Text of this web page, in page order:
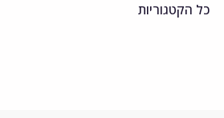
כל הקטגוריות